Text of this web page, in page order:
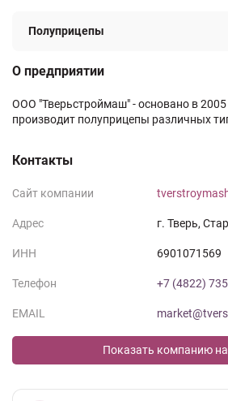
Полуприцепы
О предприятии
ООО "Тверьстроймаш" - основано в
производит полуприцепы различных
Контакты
Сайт компании
Адрес г. Тверь,
ИНН 6901071569
Телефон +7 (4822)
EMAIL
Показать компанию на